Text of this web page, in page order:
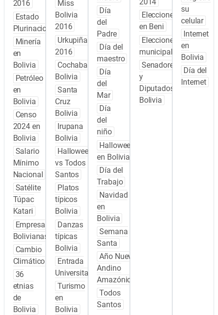
2016
Estado
Plurinacional
Minería
en
Bolivia
Petróleo
en
Bolivia
Censo
2024 en
Bolivia
Salario
Mínimo
Nacional
Satélite
Túpac
Katari
Empresas
Bolivianas
Cambio
Climático
36
etnias
de
Bolivia
Miss
Bolivia
2016
Urkupiña
2016
Cochabamba
Bolivia
Santa
Cruz
Bolivia
Irupana
Bolivia
Halloween
vs Todos
Santos
Platos
típicos
Bolivia
Danzas
típicas
Bolivia
Entrada
Universitaria
Turismo
en
Bolivia
Día
del
Padre
Día del
maestro
Día
del
Mar
Día
del
niño
Halloween
en Bolivia
Día del
Trabajo
Navidad
en
Bolivia
Semana
Santa
Año Nuevo
Andino
Amazónico
Todos
Santos
Elecciones
en Beni
Elecciones
municipales
Senadores
y
Diputados
Bolivia
su
celular
Internet
en
Bolivia
Día del
Internet